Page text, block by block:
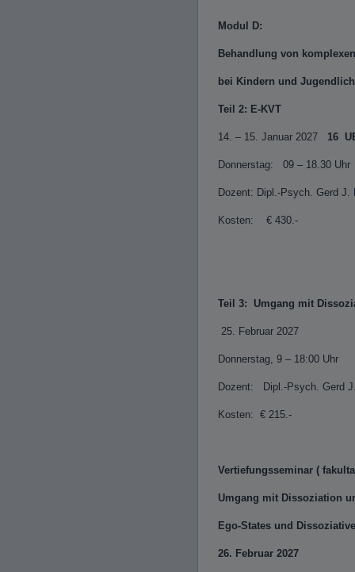
Modul D:
Behandlung von
bei Kindern und
Teil 2: E-KVT
14. – 15. Januar 2027 16
Donnerstag: 09 –
Dozent: Dipl.-Psych. Gerd J.
Kosten: € 430.-
Teil 3: Umgang mit
25. Februar 2027
Donnerstag, 9 – 18:00 Uhr
Dozent: Dipl.-Psych. Gerd
Kosten: € 215.-
Vertiefungsseminar (
Umgang mit Dissoziation
Ego-States und
26. Februar